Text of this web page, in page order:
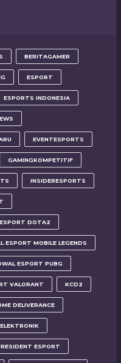
BERITAGAMER
ESPORT
ESPORTS INDONESIA
EVENTESPORTS
GAMINGKOMPETITIF
INSIDERESPORTS
DOTA2
ESPORT MOBILE LEGENDS
ESPORT PUBG
VALORANT KCD2
DELIVERANCE
ESPORT